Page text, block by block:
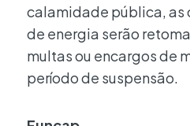
calamidade pública, as
de energia serão
multas ou encargos de
período de suspensão.